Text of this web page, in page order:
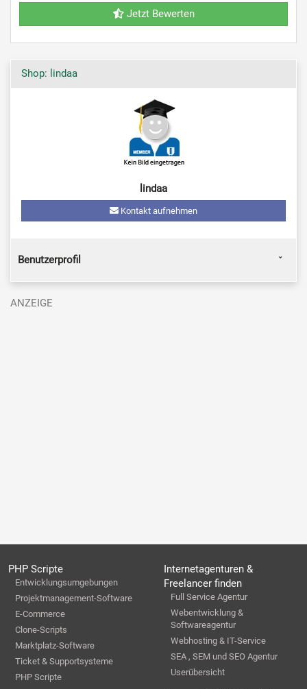
Jetzt Bewerten
Shop: lindaa
lindaa
Kontakt aufnehmen
Benutzerprofil
PHP Scripte
Entwicklungsumgebungen
Projektmanagement-Software
E-Commerce
Clone-Scripts
Marktplatz-Software
Ticket & Supportsysteme
PHP Scripte
Internetagenturen &
Freelancer finden
Full Service Agentur
Webentwicklung &
Softwareagentur
Webhosting & IT-Service
SEA , SEM und SEO Agentur
Userübersicht